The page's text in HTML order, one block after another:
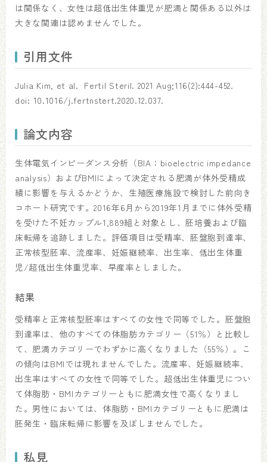
は関係なく、女性は超低出生体重児が肥満と関係ある以外は
大きな関連は認めませんでした。
引用文件
Julia Kim, et al. Fertil Steril. 2021 Aug;116(2):444-452.
doi: 10.1016/j.fertnstert.2020.12.037.
論文内容
生体電気インピーダンス分析（BIA：bioelectric impedance
analysis）およびBMIによって決定される肥満が体外受精成
績に影響を与えるかどうか、生殖医療施設で検討した前向き
コホート研究です。2016年6月から2019年1月までに体外受精
を受けた不妊カップル1,889組と対象とし、胚培養および臨
床転帰を追跡しました。評価項目は受精率、胚盤胞到達率、
正常核型胚率、流産率、妊娠継続率、出生率、低出生体重
児/超低出生体重児率、早産率としました。
結果
受精率と正常核型胚率はすべての女性で同等でした。胚盤胞
到達率は、他のすべての体脂肪カテゴリー（51％）と比較し
て、肥満カテゴリーでわずかに高くなりました（55％）。こ
の傾向はBMIでは現れませんでした。流産率、妊娠継続率、
出生率はすべての女性で同等でした。超低出生体重児につい
て体脂肪・BMIカテゴリーともに肥満女性で高くなりまし
た。男性においては、体脂肪・BMIカテゴリーともに肥満は
胚発生・臨床転帰に影響を及ぼしませんでした。
私見